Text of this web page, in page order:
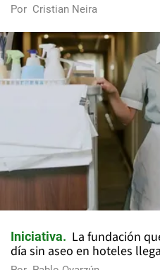
Por Cristian Neira
Iniciativa
La fundación
día sin aseo en hoteles